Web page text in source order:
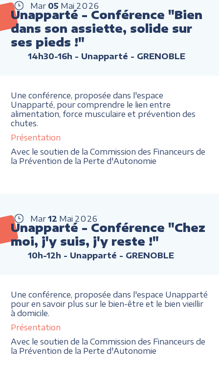
Mar 05 Mai 2026
Unapparté - Conférence "Bien
dans son assiette, solide sur
ses pieds !"
14h30-16h - Unapparté - GRENOBLE
Une conférence, proposée dans l'espace
Unapparté, pour comprendre le lien entre
alimentation, force musculaire et prévention des
chutes.
Présentation
Avec le soutien de la Commission des Financeurs de
la Prévention de la Perte d'Autonomie
Mar 12 Mai 2026
Unapparté - Conférence "Chez
moi, j'y suis, j'y reste !"
10h-12h - Unapparté - GRENOBLE
Une conférence, proposée dans l'espace Unapparté
pour en savoir plus sur le bien-être et le bien vieillir
à domicile.
Présentation
Avec le soutien de la Commission des Financeurs de
la Prévention de la Perte d'Autonomie